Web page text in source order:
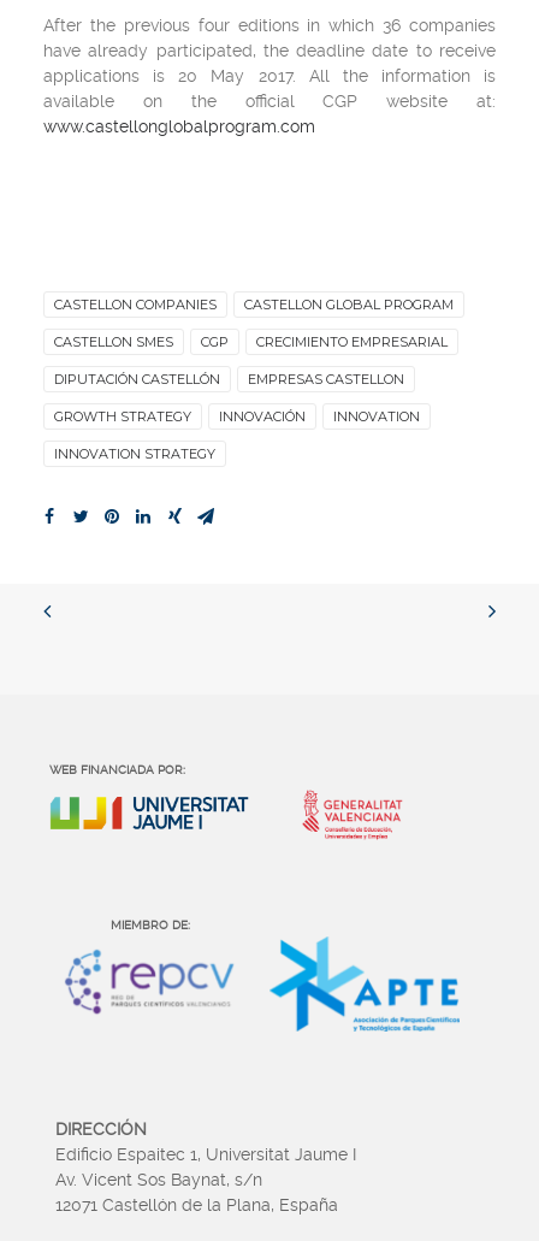
After the previous four editions in which 36 companies
have already participated, the deadline date to receive
applications is 20 May 2017. All the information is
available on the official CGP website at:
www.castellonglobalprogram.com
CASTELLON COMPANIES CASTELLON GLOBAL PROGRAM
CASTELLON SMES CGP CRECIMIENTO EMPRESARIAL
DIPUTACIÓN CASTELLÓN EMPRESAS CASTELLON
GROWTH STRATEGY INNOVACIÓN INNOVATION
INNOVATION STRATEGY
WEB FINANCIADA POR:
MIEMBRO DE:
DIRECCIÓN
Edificio Espaitec 1, Universitat Jaume I
Av. Vicent Sos Baynat, s/n
12071 Castellón de la Plana, España